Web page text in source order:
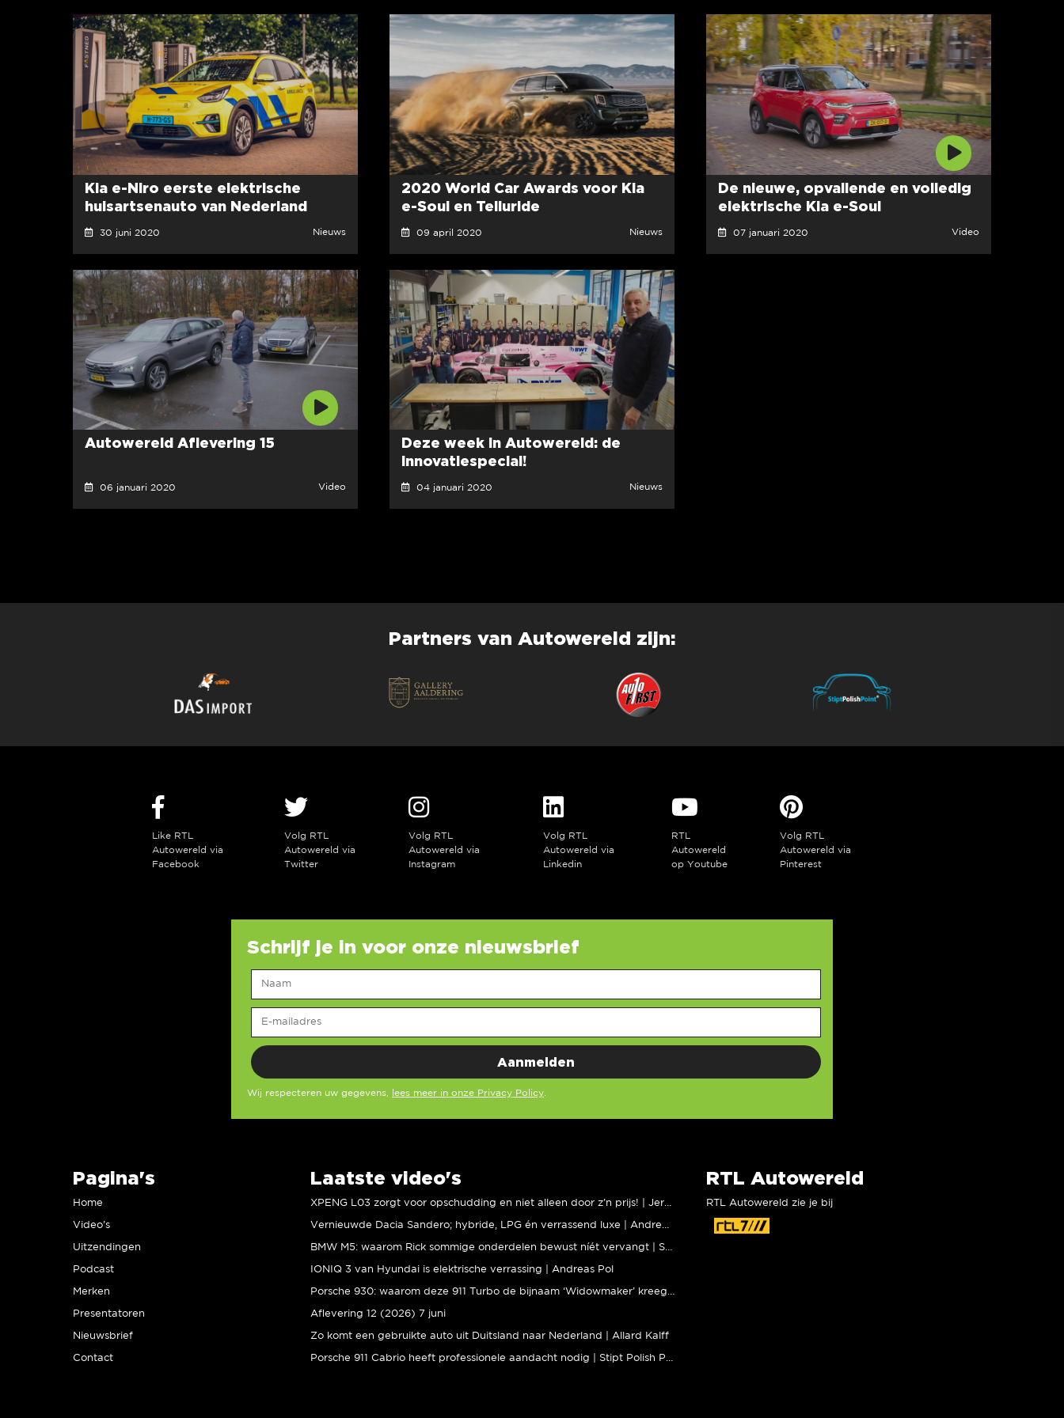
Kia e-Niro eerste elektrische
huisartsenauto van Nederland
30 juni 2020 Nieuws
2020 World Car Awards voor Kia
e-Soul en Telluride
09 april 2020 Nieuws
De nieuwe, opvallende en volledig
elektrische Kia e-Soul
07 januari 2020 Video
Autowereld Aflevering 15
06 januari 2020 Video
Deze week in Autowereld: de
innovatiespecial!
04 januari 2020 Nieuws
Partners van Autowereld zijn:
Like RTL
Autowereld via
Facebook
Volg RTL
Autowereld via
Twitter
Volg RTL
Autowereld via
Instagram
Volg RTL
Autowereld via
Linkedin
RTL
Autowereld
op Youtube
Volg RTL
Autowereld via
Pinterest
Schrijf je in voor onze nieuwsbrief
Wij respecteren uw gegevens, lees meer in onze Privacy Policy
Pagina's
Home
Video’s
Uitzendingen
Podcast
Merken
Presentatoren
Nieuwsbrief
Contact
Laatste video's
IONIQ 3 van Hyundai is elektrische verrassing | Andreas Pol
Aflevering 12 (2026) 7 juni
Zo komt een gebruikte auto uit Duitsland naar Nederland | Allard Kalff
RTL Autowereld
RTL Autowereld zie je bij